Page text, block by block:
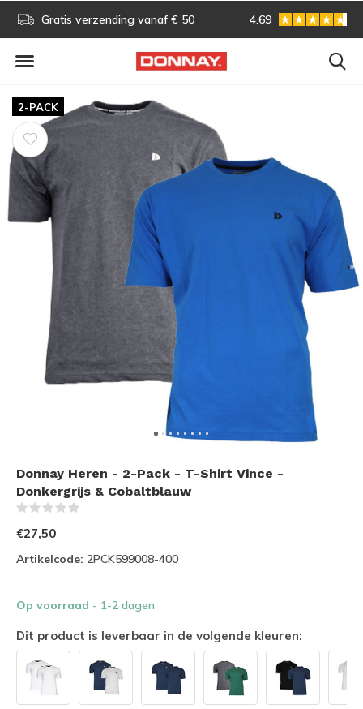
Gratis verzending vanaf € 50 Gratis omruilen
4.69
2-PACK
Donnay Heren - 2-Pack - T-Shirt Vince -
Donkergrijs & Cobaltblauw
€27,50
Artikelcode: 2PCK599008-400
Op voorraad - 1-2 dagen
Dit product is leverbaar in de volgende kleuren: